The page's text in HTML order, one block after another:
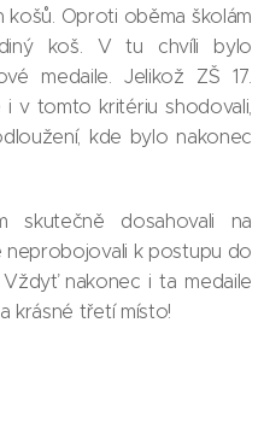
Oproti oběma školám
koš. V tu chvíli bylo
medaile. Jelikož ZŠ 17.
i v tomto kritériu shodovali,
kde bylo nakonec
skutečně dosahovali na
neprobojovali k postupu do
Vždyť nakonec i ta medaile
krásné třetí místo!